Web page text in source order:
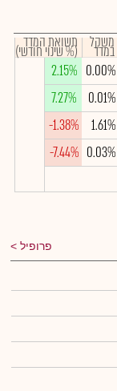
משקל
במדד תשואת המדד
(% שינוי חודשי)
0.00%
2.15%
0.01%
7.27%
1.61%
-1.38%
0.03%
-7.44%
פרופיל